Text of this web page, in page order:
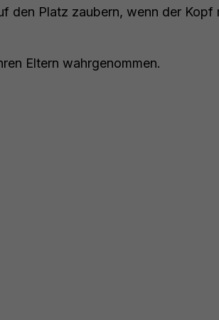
den Platz zaubern, wenn der Kopf
Eltern wahrgenommen.